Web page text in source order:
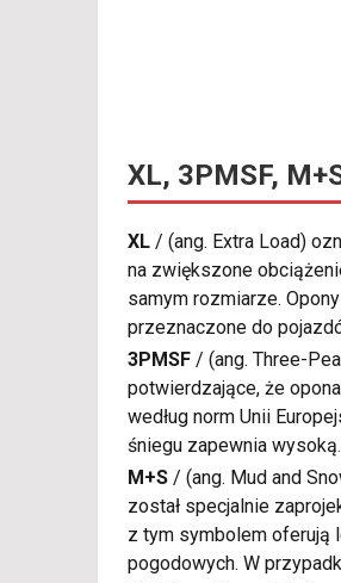
XL, 3PMSF,
XL / (ang. Extra Load)
na zwiększone
samym rozmiarze.
przeznaczone do
3PMSF / (ang. Three-
potwierdzające, że
według norm Unii
śniegu zapewnia wysoką
M+S / (ang. Mud and
został specjalnie
z tym symbolem oferują
pogodowych. W